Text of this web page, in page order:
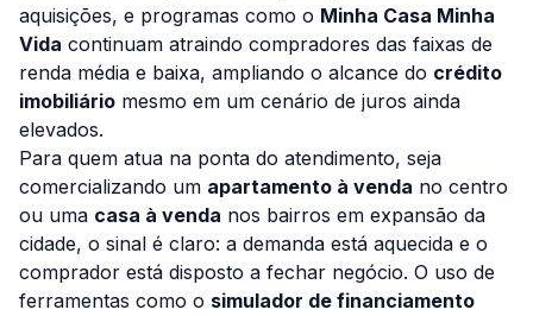
aquisições, e programas como o Minha Casa Minha
Vida continuam atraindo compradores das faixas de
renda média e baixa, ampliando o alcance do crédito
imobiliário mesmo em um cenário de juros ainda
elevados.
Para quem atua na ponta do atendimento, seja
comercializando um apartamento à venda no centro
ou uma casa à venda nos bairros em expansão da
cidade, o sinal é claro: a demanda está aquecida e o
comprador está disposto a fechar negócio. O uso de
ferramentas como o simulador de financiamento